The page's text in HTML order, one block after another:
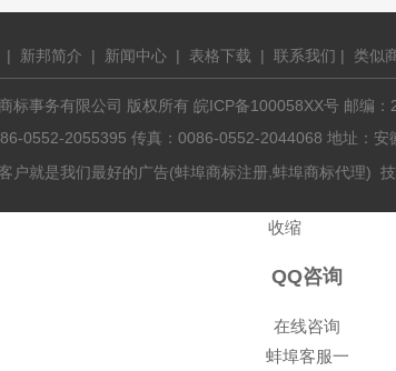
| 新邦简介 | 新闻中心 | 表格下载 | 联系我们 | 类似
标事务有限公司 版权所有 皖ICP备100058XX号 邮编：
0552-2055395 传真：0086-0552-2044068 地址：
户就是我们最好的广告(蚌埠商标注册,蚌埠商标代理) 技
收缩
QQ咨询
在线咨询
蚌埠客服一